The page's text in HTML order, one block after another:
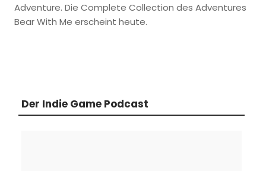
Adventure. Die Complete Collection des Adventures
Bear With Me erscheint heute.
Der Indie Game Podcast